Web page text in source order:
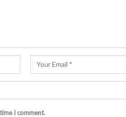
I comment.